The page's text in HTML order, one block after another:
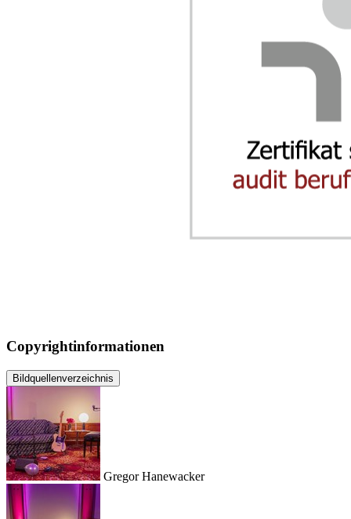
Copyrightinformationen
Bildquellenverzeichnis
Gregor Hanewacker